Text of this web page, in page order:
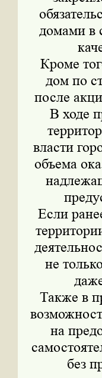
домами в
Кроме
дом по
после
В ходе
власти
объема
Если
не
Также в
на
без